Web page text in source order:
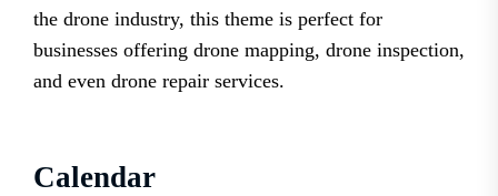
the drone industry, this theme is perfect for
businesses offering drone mapping, drone inspection,
and even drone repair services.
Calendar